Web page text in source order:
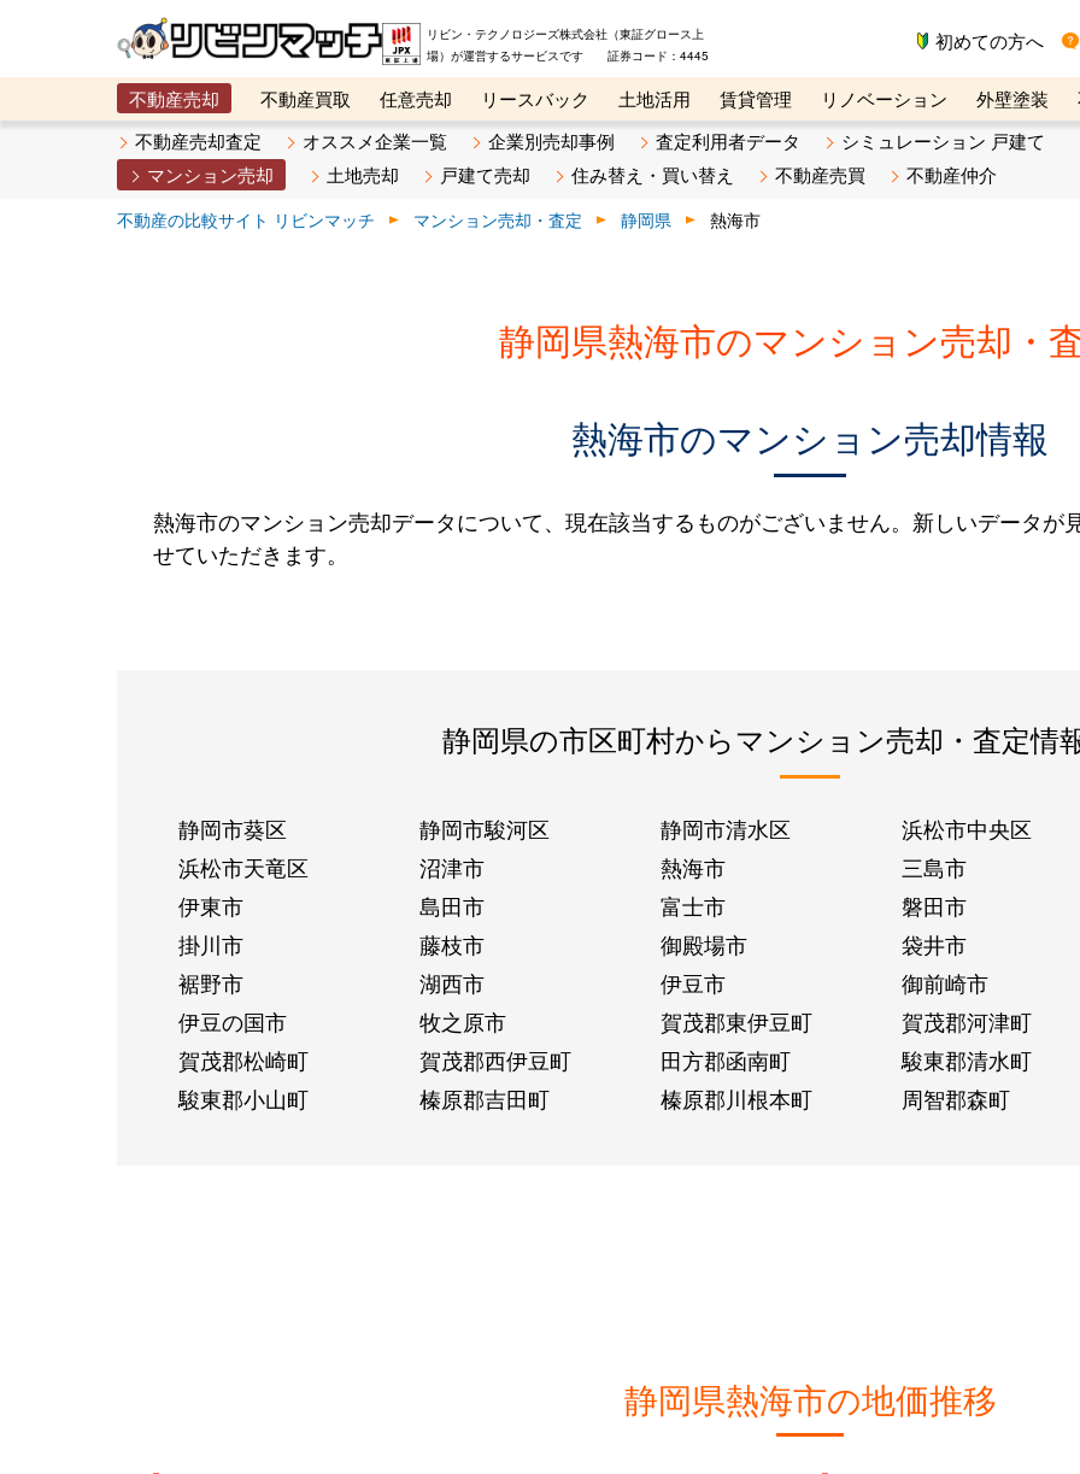
リビン・テクノロジーズ株式会社（東証グロース上
場）が運営するサービスです 証券コード：4445
初めての方へ
不動産売却 不動産買取 任意売却 リースバック 土地活用 賃貸管理 リノベーション 外壁塗装
メタ住宅展示場
ベスト不動産カンパニー オンライン講座 リビンマガジンBiz 不動産売却ご相談デスク
不動産売却査定 オススメ企業一覧 企業別売却事例 査定利用者データ
シミュレーション 戸建て
マンション売却
土地売却 戸建て売却 住み替え・買い替え 不動産売買 不動産仲介
不動産の比較サイト リビンマッチ マンション売却・査定 静岡県 熱海市
静岡県熱海市のマンション売却・
熱海市のマンション売却情報
熱海市のマンション売却データについて、現在該当するものがございません。新しいデータが
せていただきます。
静岡県の市区町村からマンション売却・査定情
静岡市葵区 静岡市駿河区 静岡市清水区
浜松市中央区
浜松市天竜区
沼津市 熱海市
三島市
伊東市
島田市 富士市
磐田市
掛川市
藤枝市 御殿場市
袋井市
裾野市
湖西市 伊豆市
御前崎市
伊豆の国市
牧之原市 賀茂郡東伊豆町
賀茂郡河津町
賀茂郡松崎町
賀茂郡西伊豆町 田方郡函南町
駿東郡清水町
駿東郡小山町
榛原郡吉田町 榛原郡川根本町 周智郡森町
静岡県熱海市の地価推移